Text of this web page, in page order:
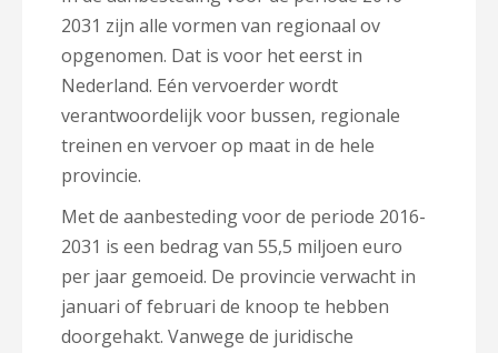
2031 zijn alle vormen van regionaal ov
opgenomen. Dat is voor het eerst in
Nederland. Eén vervoerder wordt
verantwoordelijk voor bussen, regionale
treinen en vervoer op maat in de hele
provincie.
Met de aanbesteding voor de periode 2016-
2031 is een bedrag van 55,5 miljoen euro
per jaar gemoeid. De provincie verwacht in
januari of februari de knoop te hebben
doorgehakt. Vanwege de juridische